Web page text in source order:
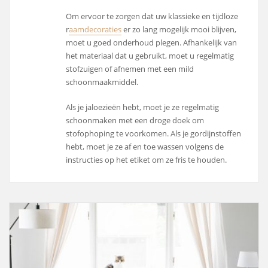
Om ervoor te zorgen dat uw klassieke en tijdloze
raamdecoratieser zo lang mogelijk mooi blijven,
moet u goed onderhoud plegen. Afhankelijk van
het materiaal dat u gebruikt, moet u regelmatig
stofzuigen of afnemen met een mild
schoonmaakmiddel.
Als je jaloezieën hebt, moet je ze regelmatig
schoonmaken met een droge doek om
stofophoping te voorkomen. Als je gordijnstoffen
hebt, moet je ze af en toe wassen volgens de
instructies op het etiket om ze fris te houden.